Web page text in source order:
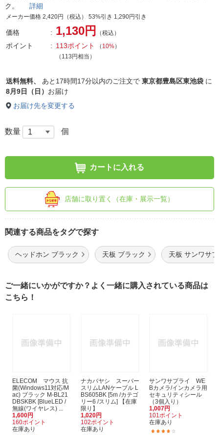
ク。 詳細
メーカー価格 2,420円（税込） 53%引き 1,290円引き
価格 1,130円 （税込）
ポイント 113ポイント （ 10%）
（113円相当）
送料無料、 あと 17時間17分以内のご注文で 東京都豊島区東池袋 に
8月9日（日） お届け
お届け先を変更する
数量 個
カートに入れる
店舗に取り置く（在庫・展示一覧）
関連する商品をタグで探す
ヘッドホン ブラック 天板 ブラック 天板 サンワサ
ご一緒にいかがですか？よく一緒に購入されている商品は
こちら！
ELECOM マウス 抗
菌(Windows11対応/M
ac) ブラック M-BL21
DBSKBK [BlueLED /
無線(ワイヤレス) ...
1,600円
160ポイント
在庫あり
ナカバヤシ スーパー
スリムLANケーブル L
BS605BK [5m /カテゴ
リー6 /スリム] 【在庫
限り】
1,020円
102ポイント
在庫あり
サンワサプライ WE
Bカメラ/インカメラ用
セキュリティシール
（3個入り）
1,007円
101ポイント
在庫あり